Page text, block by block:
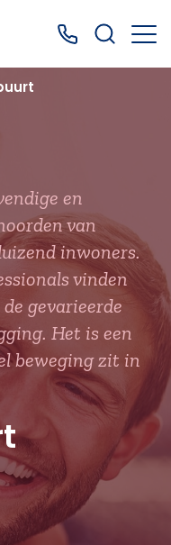
Bel ons: 0499
en
van
inwoners.
vinden
gevarieerde
Het is een
beweging zit in